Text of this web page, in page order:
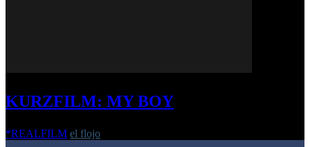
KURZFILM: MY BOY
*REALFILM el flojo